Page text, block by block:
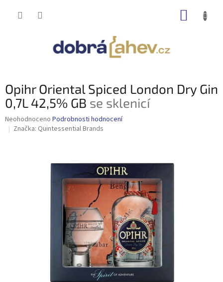
Opihr Oriental Spiced London Dry Gin
0,7L 42,5% GB se sklenicí
Průměrné
hodnocení
Neohodnoceno Podrobnosti hodnocení
Značka: Quintessential Brands